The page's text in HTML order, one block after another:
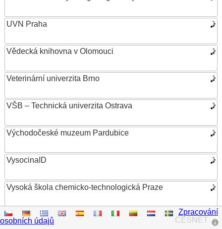
UVN Praha
Vědecká knihovna v Olomouci
Veterinární univerzita Brno
VŠB – Technická univerzita Ostrava
Východočeské muzeum Pardubice
VysocinaID
Vysoká škola chemicko-technologická Praze
Vysoká škola ekonomická v Praze
CESNET
Zpracování
osobních údajů